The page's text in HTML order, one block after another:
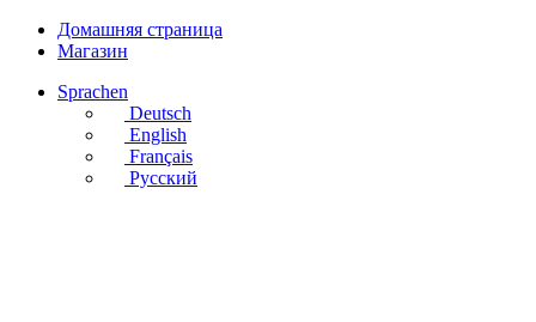
Домашняя страница
Магазин
Sprachen
Deutsch
English
Français
Русский